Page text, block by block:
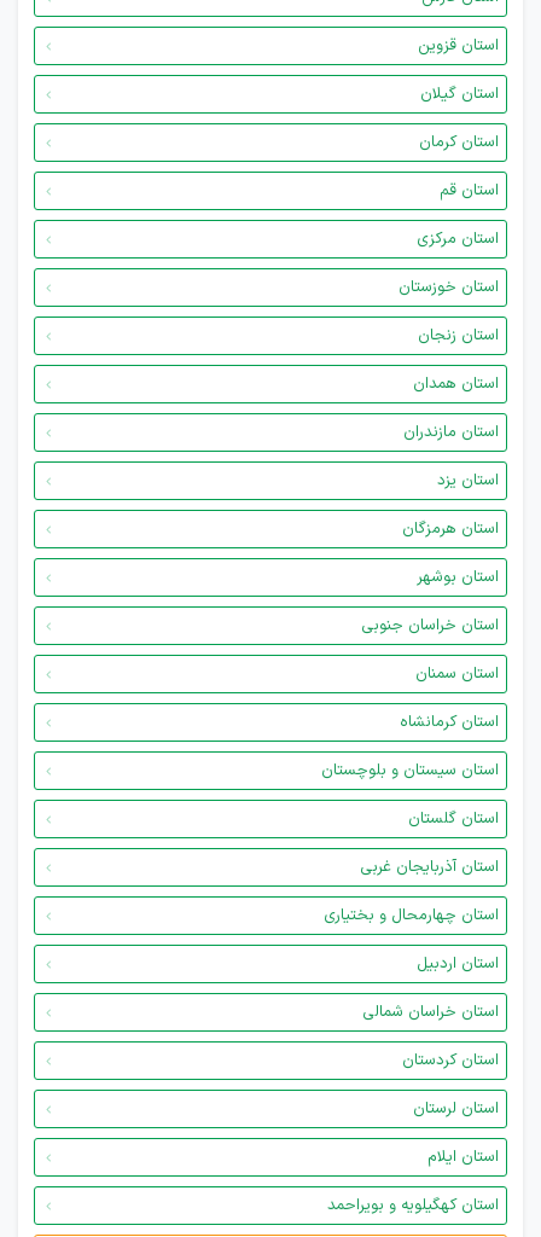
استان قزوین
استان گیلان
استان کرمان
استان قم
استان مرکزی
استان خوزستان
استان زنجان
استان همدان
استان مازندران
استان یزد
استان هرمزگان
استان بوشهر
استان خراسان جنوبی
استان سمنان
استان کرمانشاه
استان سیستان و بلوچستان
استان گلستان
استان آذربایجان غربی
استان چهارمحال و بختیاری
استان اردبیل
استان خراسان شمالی
استان کردستان
استان لرستان
استان ایلام
استان کهگیلویه و بویراحمد